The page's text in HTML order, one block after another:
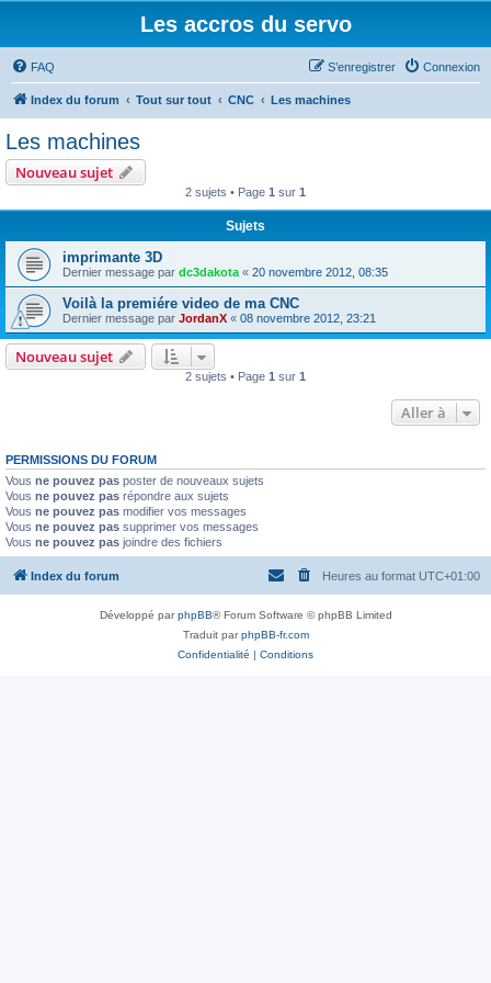
Les accros du servo
FAQ Connexion
S’enregistrer
Index du forum Tout sur tout CNC Les machines
Les machines
Nouveau sujet
2 sujets • Page 1 sur 1
Sujets
imprimante 3D
Dernier message par dc3dakota « 20 novembre 2012, 08:35
Voilà la premiére video de ma CNC
Dernier message par JordanX « 08 novembre 2012, 23:21
Nouveau sujet
2 sujets • Page 1 sur 1
Aller à
PERMISSIONS DU FORUM
Vous ne pouvez pas poster de nouveaux sujets
Vous ne pouvez pas répondre aux sujets
Vous ne pouvez pas modifier vos messages
Vous ne pouvez pas supprimer vos messages
Vous ne pouvez pas joindre des fichiers
Index du forum Heures au format UTC+01:00
Développé parphpBB® Forum Software © phpBB Limited
Traduit parphpBB-fr.com
Confidentialité | Conditions